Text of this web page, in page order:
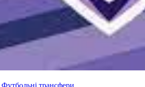
Футбольні трансфери